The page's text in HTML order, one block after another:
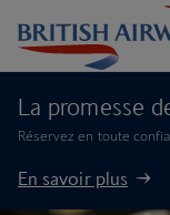
La promesse
Réservez en toute
En savoir plus